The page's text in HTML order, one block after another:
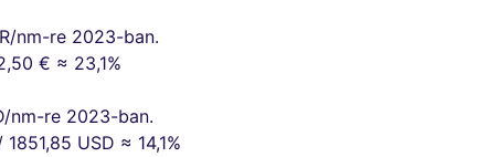
nm-re 2023-ban.
€ ≈ 23,1%
nm-re 2023-ban.
USD ≈ 14,1%